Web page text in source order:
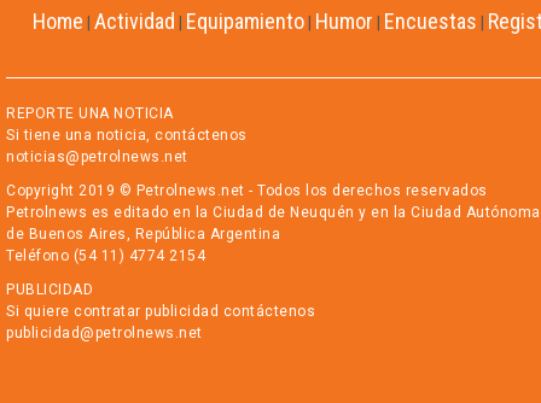
Home Actividad Equipamiento Humor Encuestas
REPORTE UNA NOTICIA
Si tiene una noticia, contáctenos
noticias@petrolnews.net
Copyright 2019 © Petrolnews.net - Todos los derechos reservados
Petrolnews es editado en la Ciudad de Neuquén y en la Ciudad Autónoma
de Buenos Aires, República Argentina
Teléfono (54 11) 4774 2154
PUBLICIDAD
Si quiere contratar publicidad contáctenos
publicidad@petrolnews.net